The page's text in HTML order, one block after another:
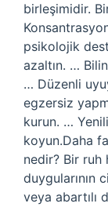
birleşimidir.
psikolojik
azaltın. …
… Düzenli
egzersiz
kurun. …
koyun.Daha
nedir? Bir
duygularının
veya abartılı